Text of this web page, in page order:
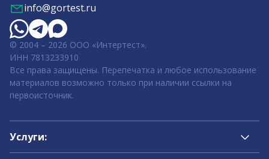
info@gortest.ru
© 2004 – 2026 ООО «Интертест».
ИНН 7813233910
Все права защищены. Перепечатка и любое использование
материалов возможно только при наличии ссылки на
первоисточник.
Услуги: